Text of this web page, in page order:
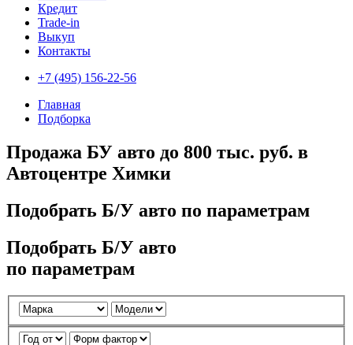
Кредит
Trade-in
Выкуп
Контакты
+7 (495) 156-22-56
Главная
Подборка
Продажа БУ авто до 800 тыс. руб. в
Автоцентре Химки
Подобрать Б/У авто по параметрам
Подобрать Б/У авто
по параметрам